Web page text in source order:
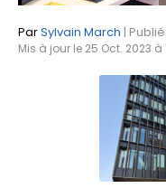
ParSylvain March |
Mis à jour le 25 Oct. 2023 à